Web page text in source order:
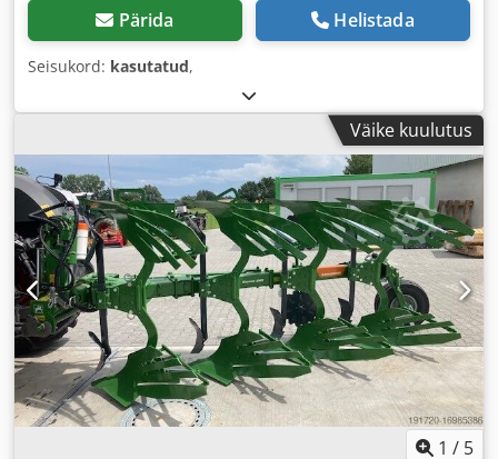
Pärida Helistada
Seisukord: kasutatud,
Väike kuulutus
1 / 5